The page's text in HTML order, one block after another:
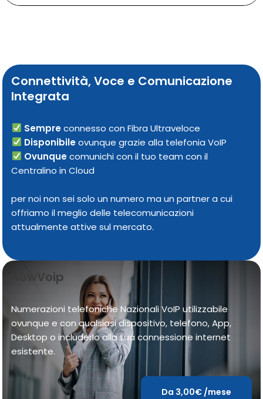
Connettività, Voce e Comunicazione
Integrata
Sempreconnesso con Fibra Ultraveloce
Disponibileovunque grazie alla telefonia VoIP
Ovunquecomunichi con il tuo team con il
Centralino in Cloud
per noi non sei solo un numero ma un partner a cui
offriamo il meglio delle telecomunicazioni
attualmente attive sul mercato.
NowVoip
Numerazioni telefoniche Nazionali VoIP utilizzabile
ovunque e con qualsiasi dispositivo, telefono, App,
Desktop o includerlo alla tua connessione internet
esistente.
Da 3,00€ /mese